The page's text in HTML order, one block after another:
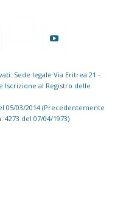
Sede legale Via Eritrea 21 -
Iscrizione al Registro delle
05/03/2014 (Precedentemente
del 07/04/1973)